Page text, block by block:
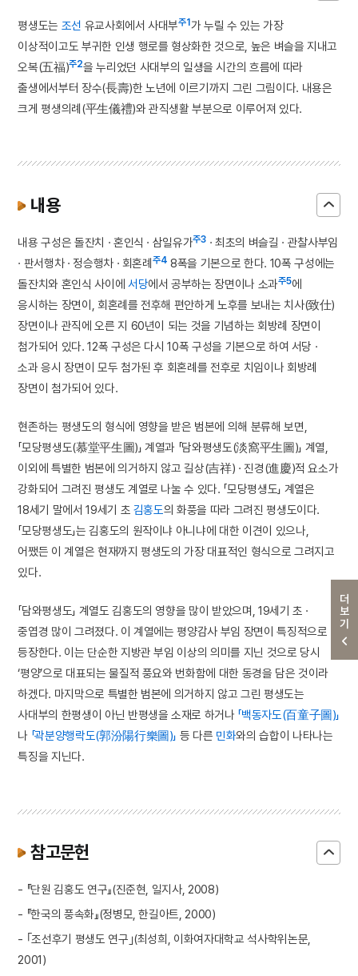
더보기
평생도는 조선 유교사회에서 사대부주1 가 누릴 수 있는 가장
이상적이고도 부귀한 인생 행로를 형상화한 것으로, 높은 벼슬을 지내고
오복(五福)주2을 누리었던 사대부의 일생을 시간의 흐름에 따라
출생에서부터 장수(長壽)한 노년에 이르기까지 그린 그림이다. 내용은
크게 평생의례(平生儀禮)와 관직생활 부분으로 이루어져 있다.
내용
내용 구성은 돌잔치 · 혼인식 · 삼일유가주3 · 최초의 벼슬길 · 관찰사부임
· 판서행차 · 정승행차 · 회혼례주4 8폭을 기본으로 한다. 10폭 구성에는
돌잔치와 혼인식 사이에 서당에서 공부하는 장면이나 소과주5에
응시하는 장면이, 회혼례를 전후해 편안하게 노후를 보내는 치사(致仕)
장면이나 관직에 오른 지 60년이 되는 것을 기념하는 회방례 장면이
첨가되어 있다. 12폭 구성은 다시 10폭 구성을 기본으로 하여 서당 ·
소과 응시 장면이 모두 첨가된 후 회혼례를 전후로 치임이나 회방례
장면이 첨가되어 있다.
현존하는 평생도의 형식에 영향을 받은 범본에 의해 분류해 보면,
「모당평생도(慕堂平生圖)」 계열과 「담와평생도(淡窩平生圖)」 계열,
이외에 특별한 범본에 의거하지 않고 길상(吉祥) · 진경(進慶)적 요소가
강화되어 그려진 평생도 계열로 나눌 수 있다. 「모당평생도」 계열은
18세기 말에서 19세기 초 김홍도의 화풍을 따라 그려진 평생도이다.
「모당평생도」는 김홍도의 원작이냐 아니냐에 대한 이견이 있으나,
어쨌든 이 계열은 현재까지 평생도의 가장 대표적인 형식으로 그려지고
있다.
「담와평생도」 계열도 김홍도의 영향을 많이 받았으며, 19세기 초 ·
중엽경 많이 그려졌다. 이 계열에는 평양감사 부임 장면이 특징적으로
등장한다. 이는 단순한 지방관 부임 이상의 의미를 지닌 것으로 당시
‘평양’으로 대표되는 물질적 풍요와 번화함에 대한 동경을 담은 것이라
하겠다. 마지막으로 특별한 범본에 의거하지 않고 그린 평생도는
사대부의 한평생이 아닌 반평생을 소재로 하거나 「백동자도(百童子圖)」
나 「곽분양행락도(郭汾陽行樂圖)」 등 다른 민화와의 습합이 나타나는
특징을 지닌다.
참고문헌
- 『단원 김홍도 연구』(진준현, 일지사, 2008)
- 『한국의 풍속화』(정병모, 한길아트, 2000)
- ｢조선후기 평생도 연구｣(최성희, 이화여자대학교 석사학위논문,
2001)